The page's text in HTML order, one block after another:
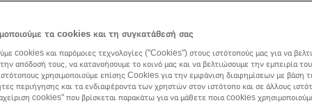
S2I και S2A
των αγοραστών σε παγκόσμια κλίμακα
όλων των τύπων πληρωμών
pay-as-you-use
τα cookies και τη συγκατάθεσή σας
cookies και παρόμοιες τεχνολογίες ("Cookies") στους ιστότοπούς μας για να
απόδοσή τους, να κατανοήσουμε το κοινό μας και να βελτιώσουμε την εμπειρία
χρησιμοποιούμε επίσης Cookies για την εμφάνιση διαφημίσεων με βάση
περιήγησης και τα ενδιαφέροντα των χρηστών στον ιστότοπο και σε άλλους
cookies" που βρίσκεται παρακάτω για να μάθετε ποια cookies